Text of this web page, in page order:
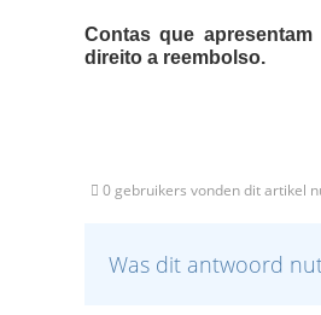
Contas que
direito a reembolso.
0 gebruikers vonden dit artikel
Was dit antwoord